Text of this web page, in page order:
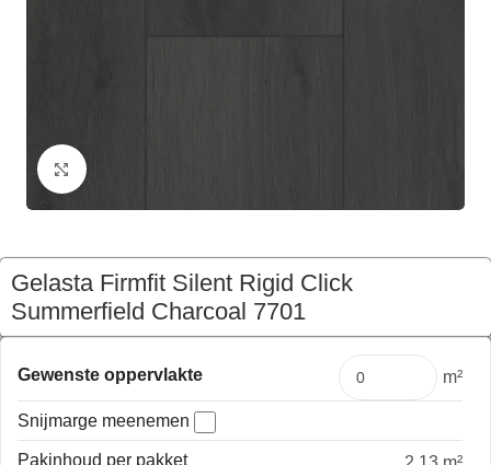
Klik om te vergroten
Gelasta Firmfit Silent Rigid Click
Summerfield Charcoal 7701
€136,00 Pakket
Gewenste oppervlakte m²
Snijmarge meenemen
Pakinhoud per pakket